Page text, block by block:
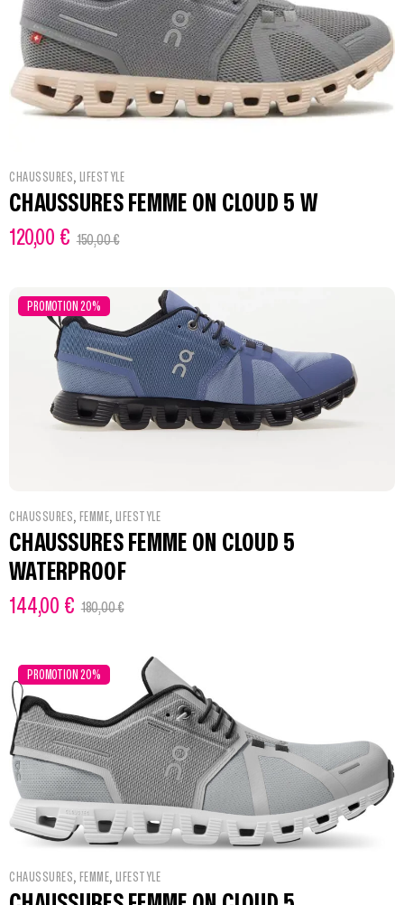
CHAUSSURES, LIFESTYLE
CHAUSSURES FEMME ON CLOUD 5 W
150,00€
120,00 €
PROMOTION 20%
CHAUSSURES, FEMME, LIFESTYLE
CHAUSSURES FEMME ON CLOUD 5
WATERPROOF
180,00€
144,00 €
PROMOTION 20%
CHAUSSURES, FEMME, LIFESTYLE